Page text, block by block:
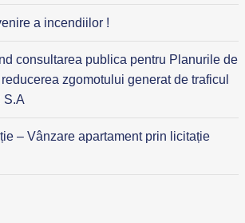
a incendiilor !
consultarea publica pentru Planurile de
zgomotului generat de traficul
S.A
– Vânzare apartament prin licitație